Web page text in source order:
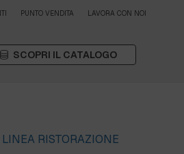
PUNTO VENDITA LAVORA CON NOI
SCOPRI IL CATALOGO
LINEA RISTORAZIONE